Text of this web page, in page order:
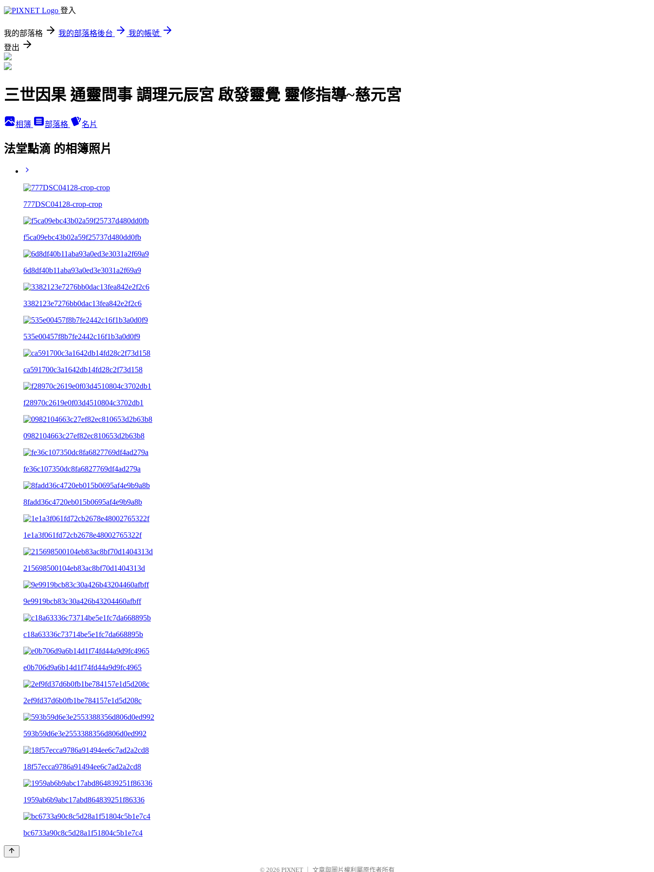
登入
我的部落格 我的部落格後台
我的帳號
登出
三世因果 通靈問事 調理元辰宮 啟發靈覺 靈修指導~慈元宮
相簿 部落格 名片
法堂點滴 的相簿照片
777DSC04128-crop-crop
f5ca09ebc43b02a59f25737d480dd0fb
6d8df40b11aba93a0ed3e3031a2f69a9
3382123e7276bb0dac13fea842e2f2c6
535e00457f8b7fe2442c16f1b3a0d0f9
ca591700c3a1642db14fd28c2f73d158
f28970c2619e0f03d4510804c3702db1
0982104663c27ef82ec810653d2b63b8
fe36c107350dc8fa6827769df4ad279a
8fadd36c4720eb015b0695af4e9b9a8b
1e1a3f061fd72cb2678e48002765322f
215698500104eb83ac8bf70d1404313d
9e9919bcb83c30a426b43204460afbff
c18a63336c73714be5e1fc7da668895b
e0b706d9a6b14d1f74fd44a9d9fc4965
2ef9fd37d6b0fb1be784157e1d5d208c
593b59d6e3e2553388356d806d0ed992
18f57ecca9786a91494ee6c7ad2a2cd8
1959ab6b9abc17abd864839251f86336
bc6733a90c8c5d28a1f51804c5b1e7c4
© 2026 PIXNET 文章與圖片權利屬原作者所有